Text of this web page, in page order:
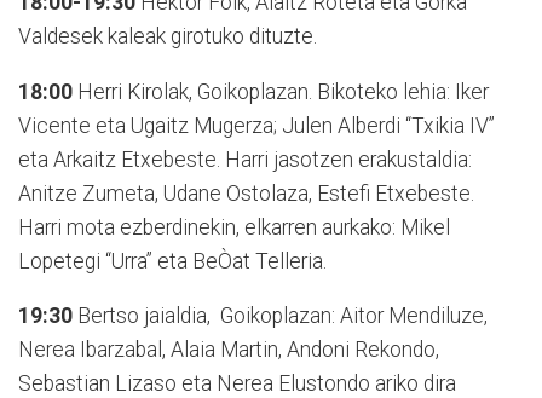
Valdesek kaleak girotuko dituzte.
18:00 Herri Kirolak, Goikoplazan. Bikoteko lehia: Iker
Vicente eta Ugaitz Mugerza; Julen Alberdi “Txikia IV”
eta Arkaitz Etxebeste. Harri jasotzen erakustaldia:
Anitze Zumeta, Udane Ostolaza, Estefi Etxebeste.
Harri mota ezberdinekin, elkarren aurkako: Mikel
Lopetegi “Urra” eta BeÒat Telleria.
19:30 Bertso jaialdia, Goikoplazan: Aitor Mendiluze,
Nerea Ibarzabal, Alaia Martin, Andoni Rekondo,
Sebastian Lizaso eta Nerea Elustondo ariko dira